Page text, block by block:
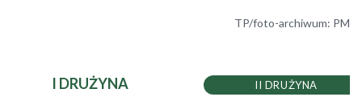
TP/foto-archiwum: PM
I DRUŻYNA II DRUŻYNA